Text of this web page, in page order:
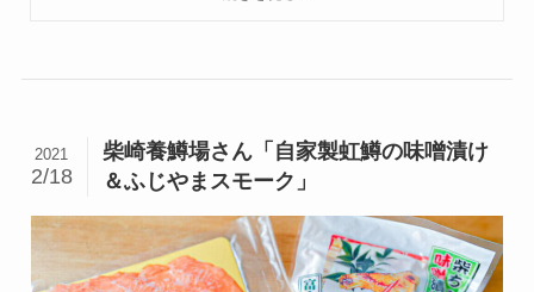
柴崎養鱒場さん「自家製虹鱒の味噌漬け
＆ふじやまスモーク」
2021
2/18